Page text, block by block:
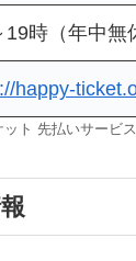
時（年中無
happy-
ット 先払いサービ